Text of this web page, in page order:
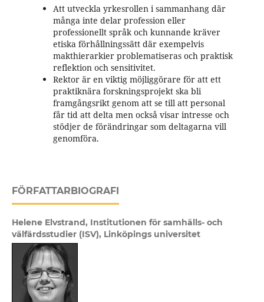
Att utveckla yrkesrollen i sammanhang där
många inte delar profession eller
professionellt språk och kunnande kräver
etiska förhållningssätt där exempelvis
makthierarkier problematiseras och praktisk
reflektion och sensitivitet.
Rektor är en viktig möjliggörare för att ett
praktiknära forskningsprojekt ska bli
framgångsrikt genom att se till att personal
får tid att delta men också visar intresse och
stödjer de förändringar som deltagarna vill
genomföra.
FÖRFATTARBIOGRAFI
Helene Elvstrand, Institutionen för samhälls- och
välfärdsstudier (ISV), Linköpings universitet